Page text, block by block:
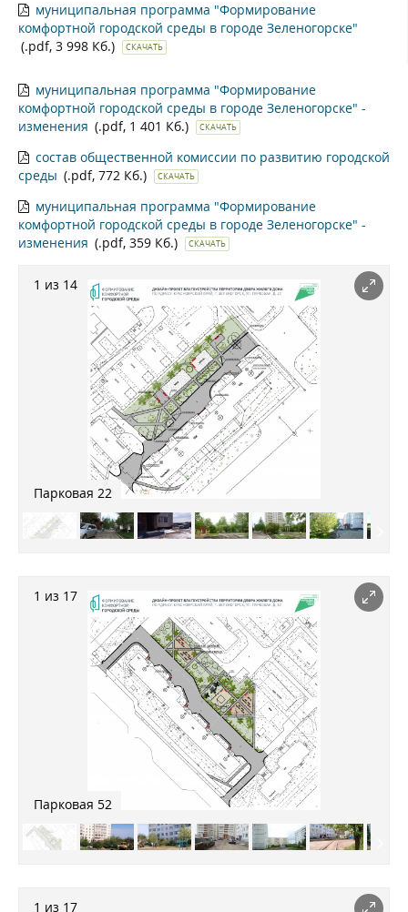
муниципальная программа "Формирование
комфортной городской среды в городе Зеленогорске"
(.pdf, 3 998 Кб.)
СКАЧАТЬ
муниципальная программа "Формирование
комфортной городской среды в городе Зеленогорске" -
изменения (.pdf, 1 401 Кб.) СКАЧАТЬ
состав общественной комиссии по развитию городской
среды (.pdf, 772 Кб.) СКАЧАТЬ
муниципальная программа "Формирование
комфортной городской среды в городе Зеленогорске" -
изменения (.pdf, 359 Кб.) СКАЧАТЬ
Парковая 22
1 из 14
Парковая 52
1 из 17
1 из 17